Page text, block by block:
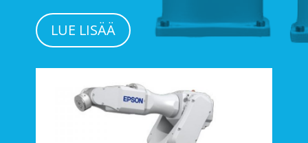
LUE LISÄÄ